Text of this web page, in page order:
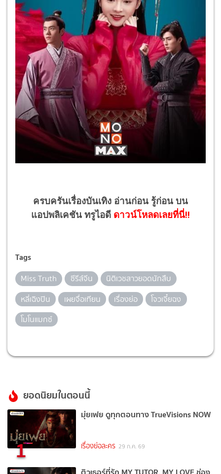
ครบครันเรื่องบันเทิง อ่านก่อน รู้ก่อน บน
แอปพลิเคชัน ทรูไอดี ดาวน์โหลดเลยที่นี่!!
Tags
Miss Truth ซีรีส์จีน
นิติเวชสาวยอดนักสืบ
หลี่เฉิงปิน
เผยจื่อเทียน เรื่องย่อ
โจวเจี๋ยฉง
โมโนแมกซ์
ยอดนิยมในตอนนี้
1
มุ่ยเฟย ดูทุกตอนทาง TrueVisions NOW
เรื่องย่อละคร 29 ก.ค. 69